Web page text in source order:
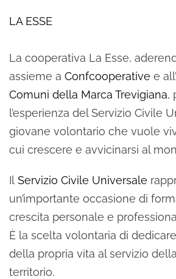
LA ESSE
La cooperativa La Esse,
assieme a Confcooperative e all’
Comuni della Marca Trevigiana,
l’esperienza del Servizio Civile
giovane volontario che vuole
cui crescere e avvicinarsi al
Il Servizio Civile Universale
un’importante occasione di
crescita personale e
È la scelta volontaria di
della propria vita al servizio
territorio.